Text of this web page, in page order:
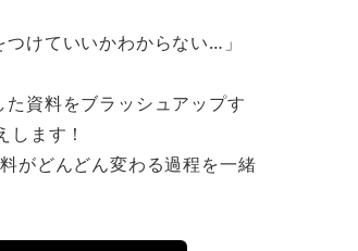
けていいかわからない…」
資料をブラッシュアップす
ます！
がどんどん変わる過程を一緒